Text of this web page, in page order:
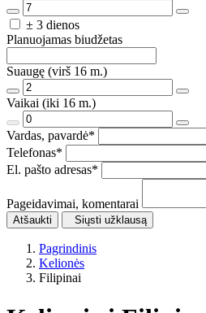
± 3 dienos
Planuojamas biudžetas
Suaugę (virš 16 m.)
Vaikai (iki 16 m.)
Vardas, pavardė*
Telefonas*
El. pašto adresas*
Pageidavimai, komentarai
Atšaukti Siųsti užklausą
Pagrindinis
Kelionės
Filipinai